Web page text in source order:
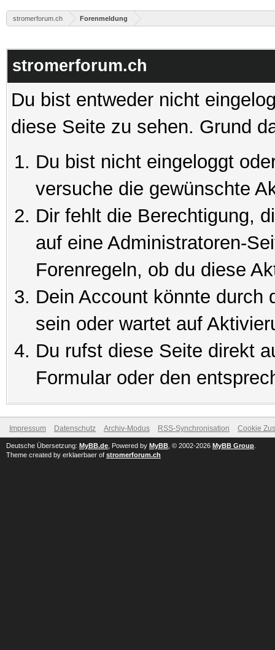
stromerforum.ch Forenmeldung
stromerforum.ch
Du bist entweder nicht
diese Seite zu sehen. Grund
Du bist nicht eingeloggt
versuche die gewünschte
Dir fehlt die Berechtigung,
auf eine Administratoren-
Forenregeln, ob du diese
Dein Account könnte durch
sein oder wartet auf
Du rufst diese Seite direkt
Formular oder den
Impressum Datenschutz Archiv-Modus RSS-Synchronisation Cookie
Deutsche Übersetzung: MyBB.de , Powered by MyBB , © 2002-2026 MyBB Group
Theme created by erklaerbaer of stromerforum.ch